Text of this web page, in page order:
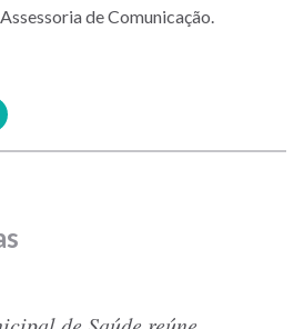
de Comunicação.